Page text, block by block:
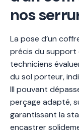
nos
La pose d’un
précis du support
techniciens
du sol porteur,
III pouvant
perçage adapté,
garantissant la
encastrer